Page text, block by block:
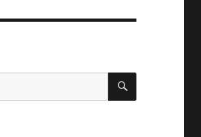
HAKU